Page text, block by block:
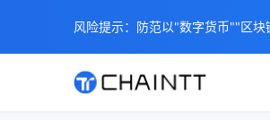
风险提示：防范以"数字货币""区